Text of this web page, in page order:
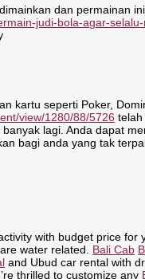
dan permainan
judi-bola-agar-
kartu seperti Poker,
view/1280/88/5726 telah
lagi. Anda dapat
bagi anda yang tak
with budget price for
water related. Bali Cab
and Ubud car rental with
thrilled to customize any